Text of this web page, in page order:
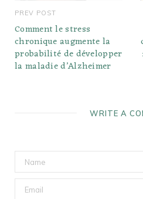
PREV POST
Comment le stress
chronique augmente la
probabilité de développer
la maladie d’Alzheimer
WRITE A